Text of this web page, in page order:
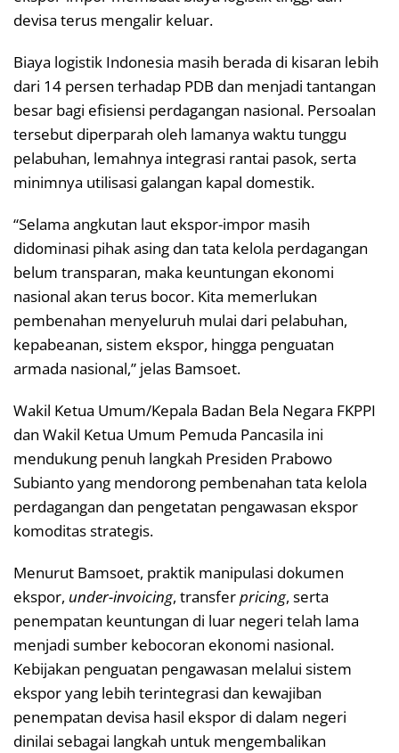
devisa terus mengalir keluar.
Biaya logistik Indonesia masih berada di kisaran lebih
dari 14 persen terhadap PDB dan menjadi tantangan
besar bagi efisiensi perdagangan nasional. Persoalan
tersebut diperparah oleh lamanya waktu tunggu
pelabuhan, lemahnya integrasi rantai pasok, serta
minimnya utilisasi galangan kapal domestik.
“Selama angkutan laut ekspor-impor masih
didominasi pihak asing dan tata kelola perdagangan
belum transparan, maka keuntungan ekonomi
nasional akan terus bocor. Kita memerlukan
pembenahan menyeluruh mulai dari pelabuhan,
kepabeanan, sistem ekspor, hingga penguatan
armada nasional,” jelas Bamsoet.
Wakil Ketua Umum/Kepala Badan Bela Negara FKPPI
dan Wakil Ketua Umum Pemuda Pancasila ini
mendukung penuh langkah Presiden Prabowo
Subianto yang mendorong pembenahan tata kelola
perdagangan dan pengetatan pengawasan ekspor
komoditas strategis.
Menurut Bamsoet, praktik manipulasi dokumen
ekspor, under-invoicing, transferpricing, serta
penempatan keuntungan di luar negeri telah lama
menjadi sumber kebocoran ekonomi nasional.
Kebijakan penguatan pengawasan melalui sistem
ekspor yang lebih terintegrasi dan kewajiban
penempatan devisa hasil ekspor di dalam negeri
dinilai sebagai langkah untuk mengembalikan